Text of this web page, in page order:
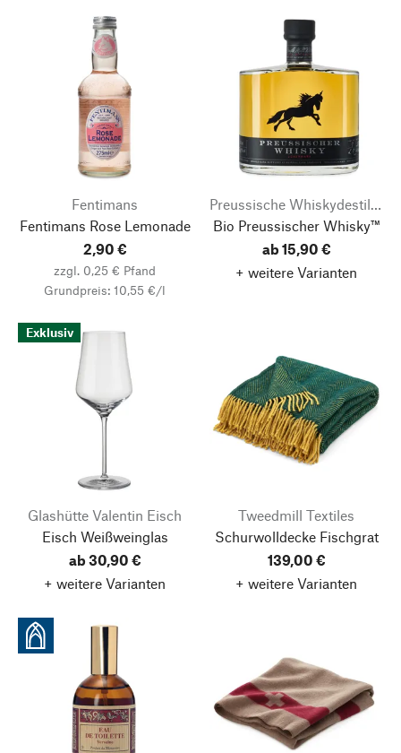
Fentimans
Fentimans Rose Lemonade
2,90 €
zzgl. 0,25 € Pfand
Grundpreis: 10,55 €/l
Preussische Whiskydestillerie
Bio Preussischer Whisky™
ab 15,90 €
+ weitere Varianten
Exklusiv
Glashütte Valentin Eisch
Eisch Weißweinglas
ab 30,90 €
+ weitere Varianten
Tweedmill Textiles
Schurwolldecke Fischgrat
139,00 €
+ weitere Varianten